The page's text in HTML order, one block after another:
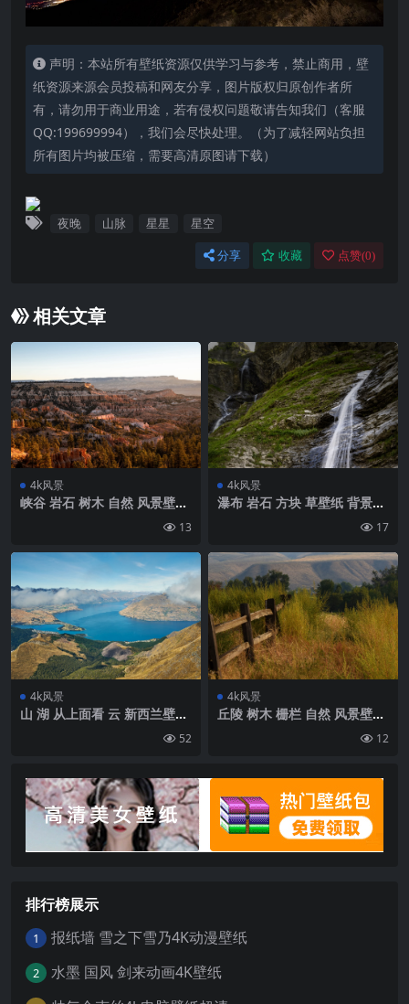
声明：本站所有壁纸资源仅供学习与参考，禁止商用，壁
纸资源来源会员投稿和网友分享，图片版权归原创作者所
有，请勿用于商业用途，若有侵权问题敬请告知我们（客服
QQ:199699994），我们会尽快处理。（为了减轻网站负担
所有图片均被压缩，需要高清原图请下载）
夜晚 山脉 星星 星空
分享 收藏 点赞(0)
相关文章
4k风景
峡谷 岩石 树木 自然 风景壁纸
13
4k风景
瀑布 岩石 方块 草壁纸 背景4k
17
4k风景
山 湖 从上面看 云 新西兰壁纸
52
4k风景
丘陵 树木 栅栏 自然 风景壁纸
12
排行榜展示
1 报纸墙 雪之下雪乃4K动漫壁纸
2 水墨 国风 剑来动画4K壁纸